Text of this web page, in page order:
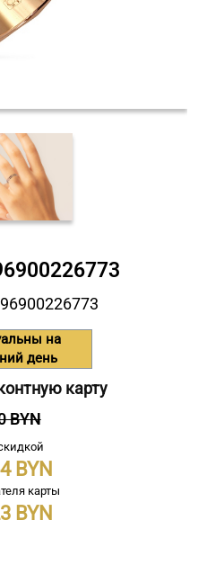
на
день
карту
BYN
карты